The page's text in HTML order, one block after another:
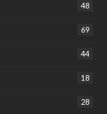
48
69
44
18
28